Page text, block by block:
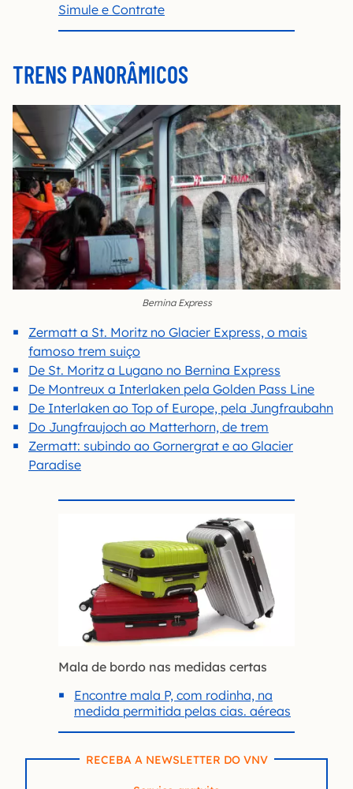
Simule e Contrate
TRENS PANORÂMICOS
Bernina Express
Zermatt a St. Moritz no Glacier Express, o mais
famoso trem suiço
De St. Moritz a Lugano no Bernina Express
De Montreux a Interlaken pela Golden Pass Line
De Interlaken ao Top of Europe, pela Jungfraubahn
Do Jungfraujoch ao Matterhorn, de trem
Zermatt: subindo ao Gornergrat e ao Glacier
Paradise
Mala de bordo nas medidas certas
Encontre mala P, com rodinha, na
medida permitida pelas cias. aéreas
RECEBA A NEWSLETTER DO VNV